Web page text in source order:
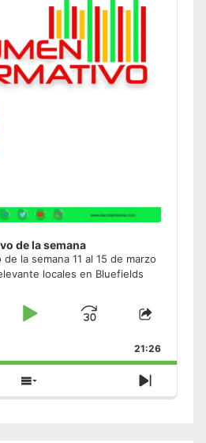
de la semana
la semana 11 al 15 de marzo
locales en Bluefields
Play
Jump
Forward
Share
Episode
21:26
Show
Episodes
Next
Episode